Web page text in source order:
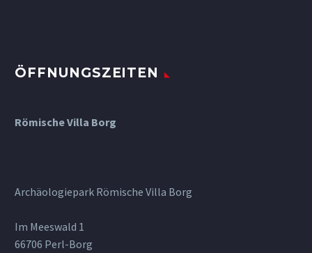
ÖFFNUNGSZEITEN
Römische Villa Borg
Archäologiepark Römische Villa Borg
Im Meeswald 1
66706 Perl-Borg